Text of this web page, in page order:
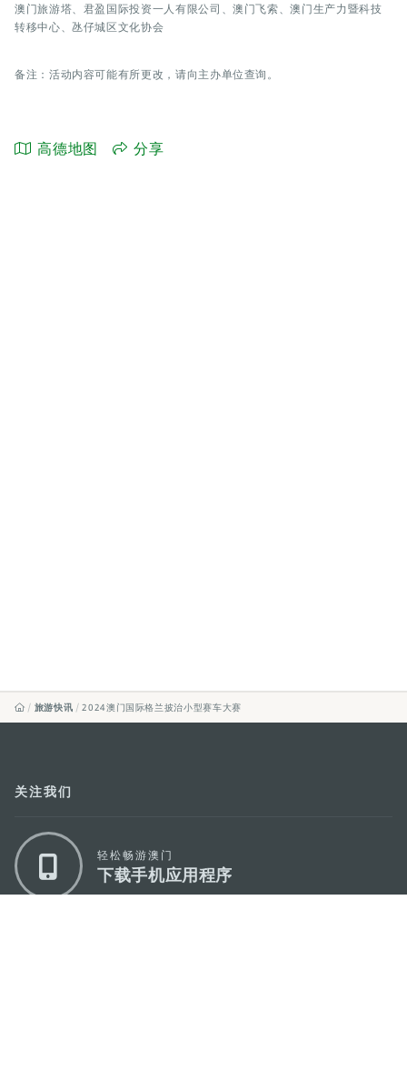
澳门旅游塔、君盈国际投资一人有限公司、澳门飞索、澳门生产力暨科技
转移中心、氹仔城区文化协会
备注：活动内容可能有所更改，请向主办单位查询。
高德地图 分享
旅游快讯 2024澳门国际格兰披治小型赛车大赛
关注我们
轻松畅游澳门
下载手机应用程序